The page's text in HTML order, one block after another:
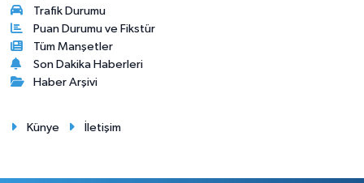
Trafik Durumu
Puan Durumu ve Fikstür
Tüm Manşetler
Son Dakika Haberleri
Haber Arşivi
Künye İletişim